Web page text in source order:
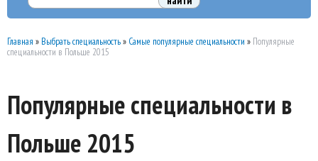
Главная » Выбрать специальность» Самые популярные специальности » Популярные
специальности в Польше 2015
Популярные специальности в
Польше 2015